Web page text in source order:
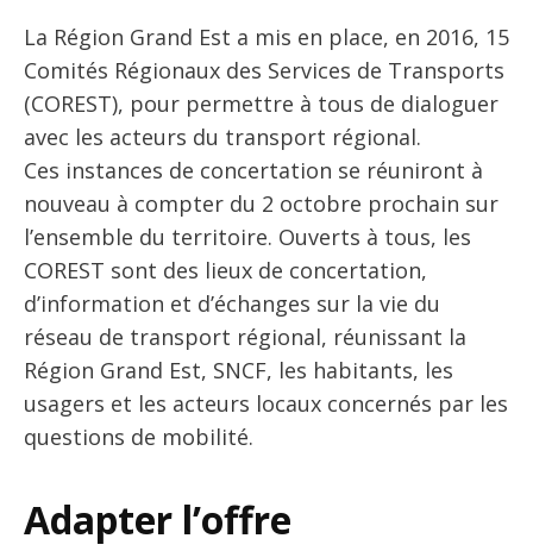
La Région Grand Est a mis en place, en 2016, 15
Comités Régionaux des Services de Transports
(COREST), pour permettre à tous de dialoguer
avec les acteurs du transport régional.
Ces instances de concertation se réuniront à
nouveau à compter du 2 octobre prochain sur
l’ensemble du territoire. Ouverts à tous, les
COREST sont des lieux de concertation,
d’information et d’échanges sur la vie du
réseau de transport régional, réunissant la
Région Grand Est, SNCF, les habitants, les
usagers et les acteurs locaux concernés par les
questions de mobilité.
Adapter l’offre